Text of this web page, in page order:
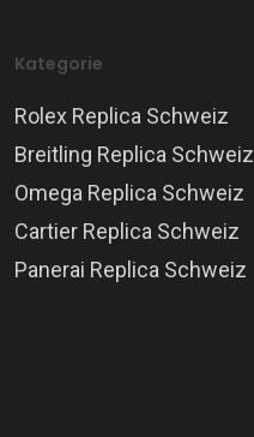
Kategorie
Rolex Replica Schweiz
Breitling Replica Schweiz
Omega Replica Schweiz
Cartier Replica Schweiz
Panerai Replica Schweiz